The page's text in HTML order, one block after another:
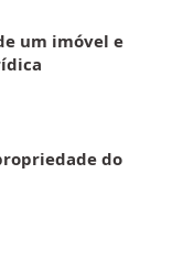
um imóvel e
do